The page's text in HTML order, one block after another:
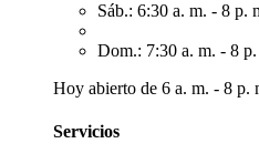
Sáb.: 6:30 a. m. - 8 p.
Dom.: 7:30 a. m. - 8 p.
Hoy abierto de 6 a. m. - 8 p.
Servicios